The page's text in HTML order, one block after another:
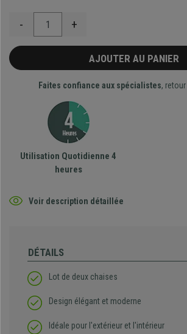
- +
AJOUTER AU PANIER
Faites confiance aux spécialistes,
Utilisation Quotidienne 4
heures
Voir description détaillée
DÉTAILS
Lot de deux chaises
Design élégant et moderne
Idéale pour l'extérieur et l'intérieur